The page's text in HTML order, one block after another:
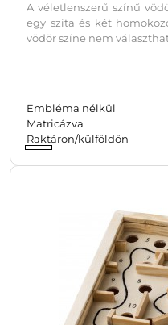
A véletlenszerű színű
egy szita és két
vödör színe nem
Embléma nélkül
Matricázva
Raktáron/külföldön